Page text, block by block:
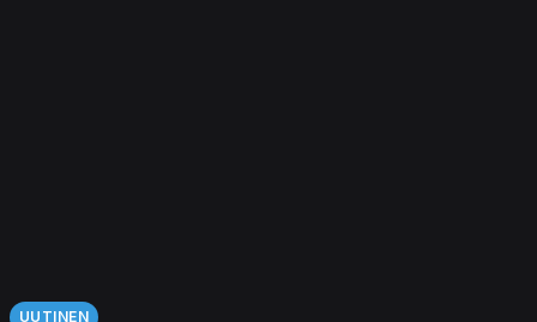
UUTINEN